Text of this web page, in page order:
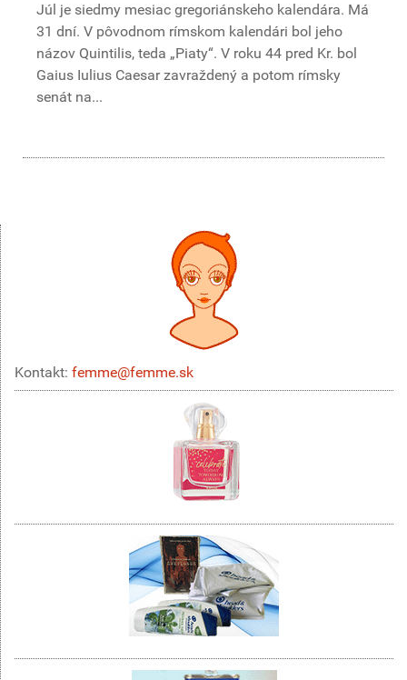
Júl je siedmy mesiac gregoriánskeho kalendára. Má
31 dní. V pôvodnom rímskom kalendári bol jeho
názov Quintilis, teda „Piaty“. V roku 44 pred Kr. bol
Gaius Iulius Caesar zavraždený a potom rímsky
senát na...
Kontakt: femme@femme.sk